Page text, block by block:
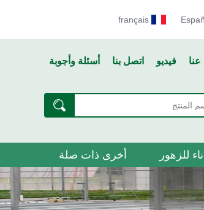
français
فيديو اتصل بنا أسئلة وأجوبة
للزهور أخرى ذات صلة